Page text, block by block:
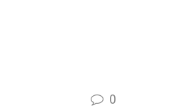
0